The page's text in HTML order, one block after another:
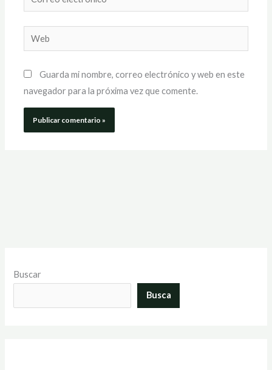
electrónico*
Web
Guarda mi nombre, correo electrónico y web en este
navegador para la próxima vez que comente.
Buscar
Busca